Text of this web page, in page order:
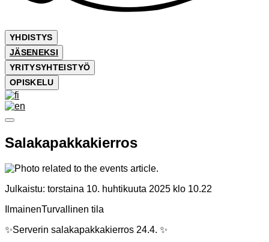
YHDISTYS
JÄSENEKSI
YRITYSYHTEISTYÖ
OPISKELU
Salakapakkakierros
Julkaistu: torstaina 10. huhtikuuta 2025 klo 10.22
IlmainenTurvallinen tila
✨Serverin salakapakkakierros 24.4. ✨